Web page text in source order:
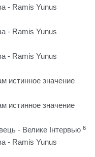
- Ramis Yunus
- Ramis Yunus
- Ramis Yunus
истинное значение
истинное значение
- Велике Інтервью 6
- Ramis Yunus